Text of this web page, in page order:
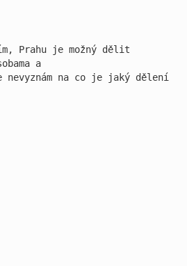
Prahu je možný dělit
a
nevyznám na co je jaký dělení